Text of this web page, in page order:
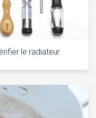
le radiateur